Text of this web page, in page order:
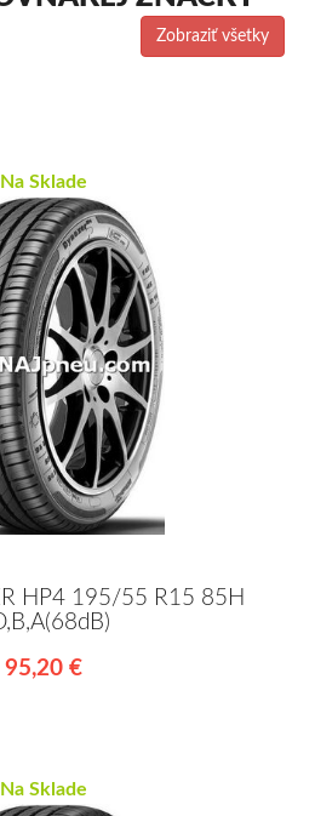
Zobraziť všetky
Na Sklade
HP4 195/55 R15 85H
95,20 €
Na Sklade